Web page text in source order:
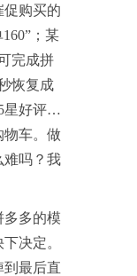
促购买的
；某
完成拼
恢复成
星好评…
物车。做
难吗？我
多多的模
决定。
到最后直